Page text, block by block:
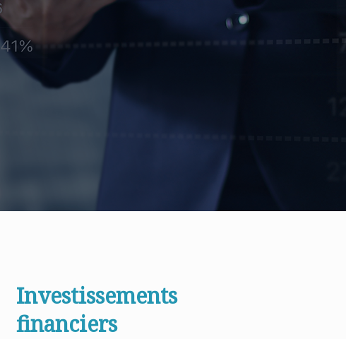
Investissements
financiers